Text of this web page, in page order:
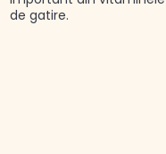
de gatire.